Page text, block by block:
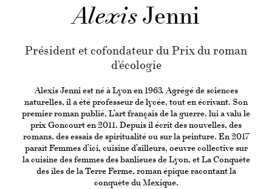
AlexisJenni
Président et cofondateur du Prix du roman
d’écologie
Alexis Jenni est né à Lyon en 1963. Agrégé de sciences
naturelles, il a été professeur de lycée, tout en écrivant. Son
premier roman publié, L’art français de la guerre, lui a valu le
prix Goncourt en 2011. Depuis il écrit des nouvelles, des
romans, des essais de spiritualité ou sur la peinture. En 2017
paraît Femmes d’ici, cuisine d’ailleurs, oeuvre collective sur
la cuisine des femmes des banlieues de Lyon, et La Conquête
des îles de la Terre Ferme, roman épique racontant la
conquête du Mexique.